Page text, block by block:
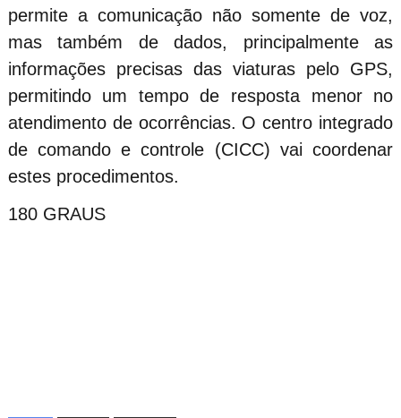
permite a comunicação não somente de voz,
mas também de dados, principalmente as
informações precisas das viaturas pelo GPS,
permitindo um tempo de resposta menor no
atendimento de ocorrências. O centro integrado
de comando e controle (CICC) vai coordenar
estes procedimentos.
180 GRAUS